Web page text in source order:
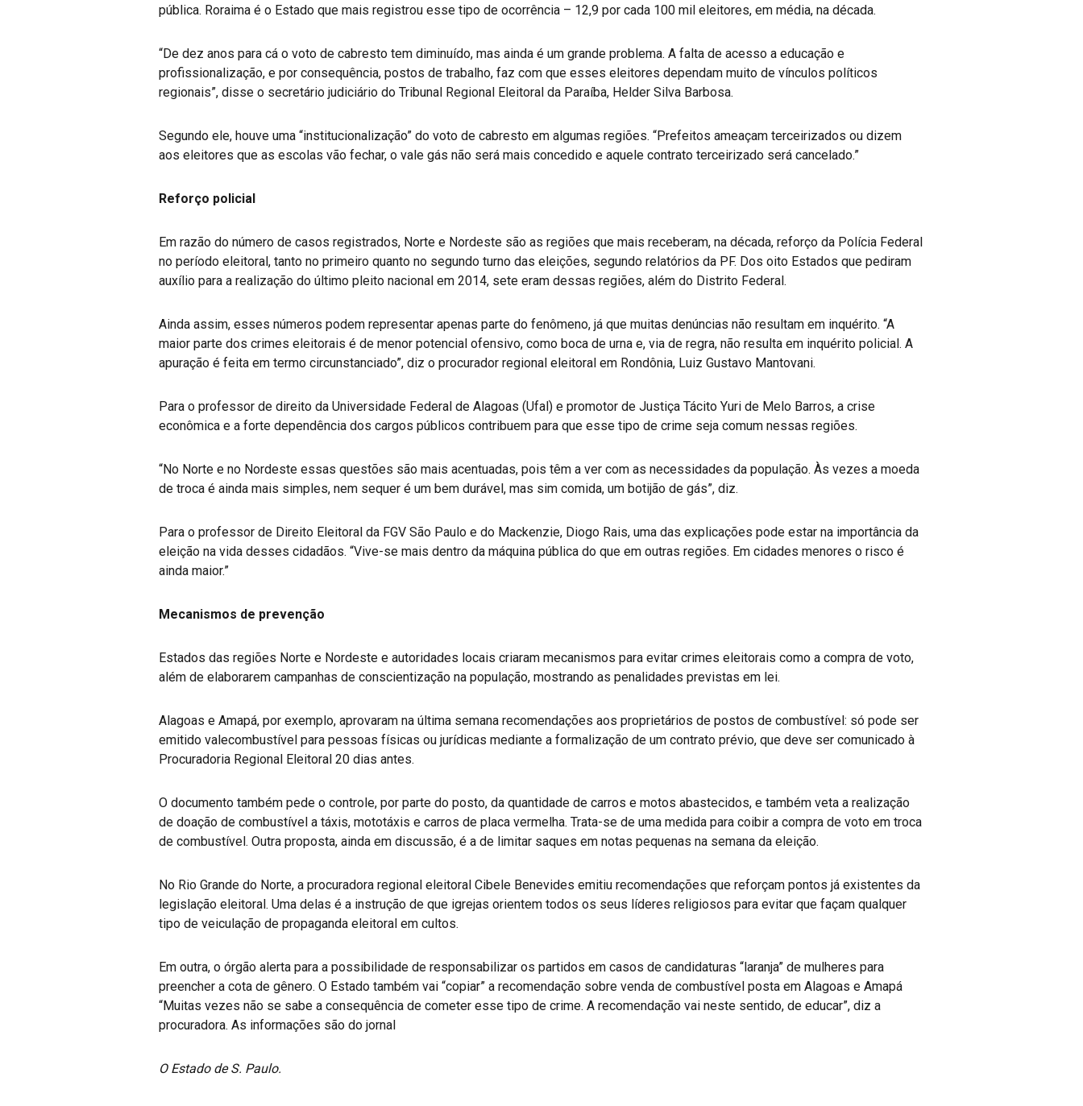
pública. Roraima é o Estado que mais registrou esse tipo de ocorrência – 12,9 por cada 100 mil eleitores, em média, na década.
“De dez anos para cá o voto de cabresto tem diminuído, mas ainda é um grande problema. A falta de acesso a educação e
profissionalização, e por consequência, postos de trabalho, faz com que esses eleitores dependam muito de vínculos políticos
regionais”, disse o secretário judiciário do Tribunal Regional Eleitoral da Paraíba, Helder Silva Barbosa.
Segundo ele, houve uma “institucionalização” do voto de cabresto em algumas regiões. “Prefeitos ameaçam terceirizados ou dizem
aos eleitores que as escolas vão fechar, o vale gás não será mais concedido e aquele contrato terceirizado será cancelado.”
Reforço policial
Em razão do número de casos registrados, Norte e Nordeste são as regiões que mais receberam, na década, reforço da Polícia Federal
no período eleitoral, tanto no primeiro quanto no segundo turno das eleições, segundo relatórios da PF. Dos oito Estados que pediram
auxílio para a realização do último pleito nacional em 2014, sete eram dessas regiões, além do Distrito Federal.
Ainda assim, esses números podem representar apenas parte do fenômeno, já que muitas denúncias não resultam em inquérito. “A
maior parte dos crimes eleitorais é de menor potencial ofensivo, como boca de urna e, via de regra, não resulta em inquérito policial. A
apuração é feita em termo circunstanciado”, diz o procurador regional eleitoral em Rondônia, Luiz Gustavo Mantovani.
Para o professor de direito da Universidade Federal de Alagoas (Ufal) e promotor de Justiça Tácito Yuri de Melo Barros, a crise
econômica e a forte dependência dos cargos públicos contribuem para que esse tipo de crime seja comum nessas regiões.
“No Norte e no Nordeste essas questões são mais acentuadas, pois têm a ver com as necessidades da população. Às vezes a moeda
de troca é ainda mais simples, nem sequer é um bem durável, mas sim comida, um botijão de gás”, diz.
Para o professor de Direito Eleitoral da FGV São Paulo e do Mackenzie, Diogo Rais, uma das explicações pode estar na importância da
eleição na vida desses cidadãos. “Vive-se mais dentro da máquina pública do que em outras regiões. Em cidades menores o risco é
ainda maior.”
Mecanismos de prevenção
Estados das regiões Norte e Nordeste e autoridades locais criaram mecanismos para evitar crimes eleitorais como a compra de voto,
além de elaborarem campanhas de conscientização na população, mostrando as penalidades previstas em lei.
Alagoas e Amapá, por exemplo, aprovaram na última semana recomendações aos proprietários de postos de combustível: só pode ser
emitido valecombustível para pessoas físicas ou jurídicas mediante a formalização de um contrato prévio, que deve ser comunicado à
Procuradoria Regional Eleitoral 20 dias antes.
O documento também pede o controle, por parte do posto, da quantidade de carros e motos abastecidos, e também veta a realização
de doação de combustível a táxis, mototáxis e carros de placa vermelha. Trata-se de uma medida para coibir a compra de voto em troca
de combustível. Outra proposta, ainda em discussão, é a de limitar saques em notas pequenas na semana da eleição.
No Rio Grande do Norte, a procuradora regional eleitoral Cibele Benevides emitiu recomendações que reforçam pontos já existentes da
legislação eleitoral. Uma delas é a instrução de que igrejas orientem todos os seus líderes religiosos para evitar que façam qualquer
tipo de veiculação de propaganda eleitoral em cultos.
Em outra, o órgão alerta para a possibilidade de responsabilizar os partidos em casos de candidaturas “laranja” de mulheres para
preencher a cota de gênero. O Estado também vai “copiar” a recomendação sobre venda de combustível posta em Alagoas e Amapá
“Muitas vezes não se sabe a consequência de cometer esse tipo de crime. A recomendação vai neste sentido, de educar”, diz a
procuradora. As informações são do jornal
O Estado de S. Paulo.